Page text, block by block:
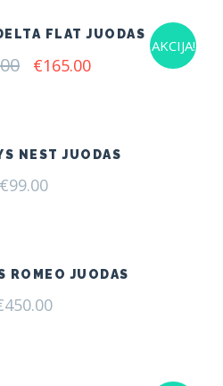
AKCIJA!
FLAT JUODAS
Original
€165.00Current
NEST JUODAS
€99.00
ROMEO JUODAS
450.00